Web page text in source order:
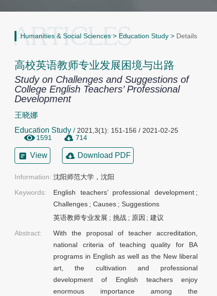
Humanities & Social Sciences > Education Study > Details
高校英语教师专业发展困境与出路
Study on Challenges and Suggestions of
College English Teachers’ Professional
Development
王晓娜
Education Study / 2021,3(1): 151-156 / 2021-02-25
1591
714
View Download PDF
Information: 沈阳师范大学，沈阳
Keywords:
English teachers’ professional development ;
Challenges ; Causes ; Suggestions
英语教师专业发展 ; 挑战 ; 原因 ;建议
Abstract:
With the proposal of teacher accreditation,
national criteria of teaching quality for BA
programs in English as well as the New liberal
art, the cultivation and professional
development of English teachers enjoy
enormous importance among the